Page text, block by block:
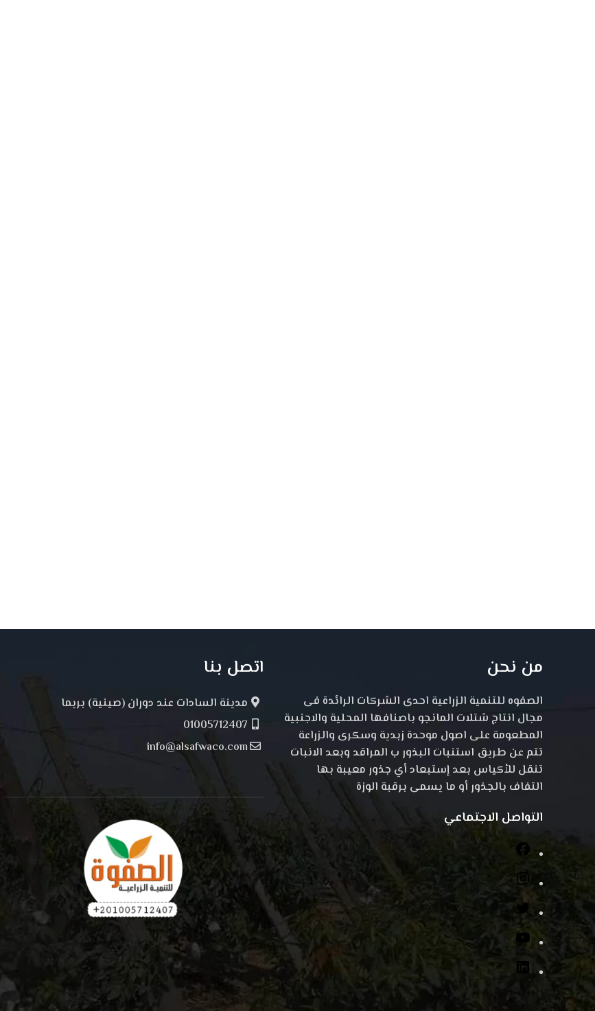
من نحن
الصفوه للتنمية الزراعية احدى الشركات الرائدة فى
مجال انتاج شتلات المانجو باصنافها المحلية والاجنبية
المطعومة على اصول موحدة زبدية وسكرى والزراعة
تتم عن طريق استنبات البذور ب المراقد وبعد الانبات
تنقل للأكياس بعد إستبعاد أي جذور معيبة بها
التفاف بالجذور أو ما يسمى برقبة الوزة
التواصل الاجتماعي
اتصل بنا
مدينة السادات عند دوران (صينية) بريما
info@alsafwaco.com